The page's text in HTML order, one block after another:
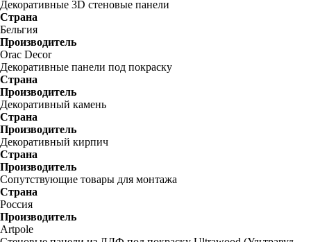
Декоративные 3D стеновые панели
Страна
Бельгия
Производитель
Orac Decor
Декоративные панели под покраску
Страна
Производитель
Декоративный камень
Страна
Производитель
Декоративный кирпич
Страна
Производитель
Сопутствующие товары для монтажа
Страна
Россия
Производитель
Artpole